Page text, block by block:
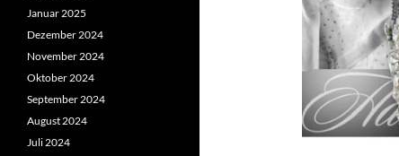
Januar 2025
Dezember 2024
November 2024
Oktober 2024
September 2024
August 2024
Juli 2024